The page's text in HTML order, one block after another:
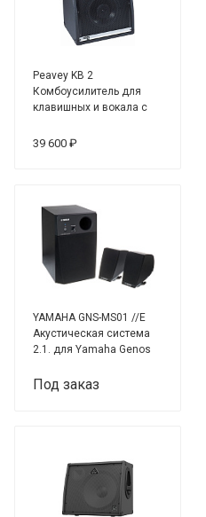
Peavey KB 2
Комбоусилитель для
клавишных и вокала с
39 600 ₽
YAMAHA GNS-MS01 //E
Акустическая система
2.1. для Yamaha Genos
Под заказ